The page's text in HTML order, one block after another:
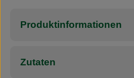
Produktinformationen
Zutaten